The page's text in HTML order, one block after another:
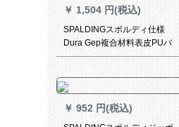
￥ 1,504 円(税込)
SPALDINGスポルディ仕様
Dura Gep複合材料表皮PUバ
ースケツ
￥ 952 円(税込)